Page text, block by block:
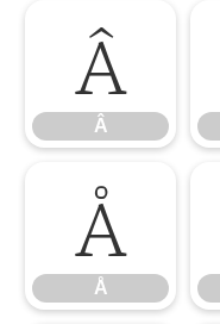
Â
Â
Å
Å